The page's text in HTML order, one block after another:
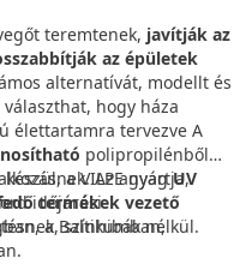
teremtenek, javítják az
az épületek
alternatívát, modellt és
hogy háza
élettartamra tervezve A
polipropilénből
készülnek. Az anyagUV
időjárási
színhibák nélkül.
a VILPE gyártja,
termékek vezető
a Baltikumban,